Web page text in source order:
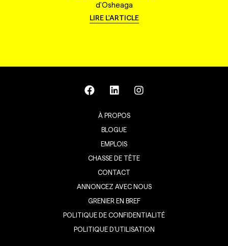
d'Osheaga
LIRE L'ARTICLE
À PROPOS
BLOGUE
EMPLOIS
CHASSE DE TÊTE
CONTACT
ANNONCEZ AVEC NOUS
GRENIER EN BREF
POLITIQUE DE CONFIDENTIALITÉ
POLITIQUE D’UTILISATION